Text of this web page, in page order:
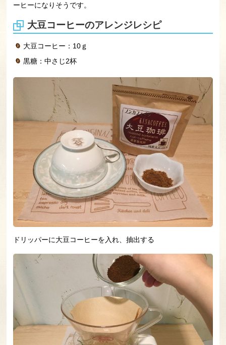
ーヒーになりそうです。
大豆コーヒーのアレンジレシピ
大豆コーヒー：10ｇ
黒糖：中さじ2杯
ドリッパーに大豆コーヒーを入れ、抽出する